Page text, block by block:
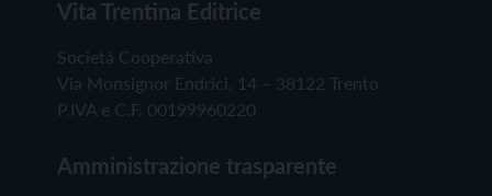
Vita Trentina Editrice
Società Cooperativa
Via Monsignor Endrici, 14 – 38122 Trento
P.IVA e C.F. 00199960220
Amministrazione trasparente